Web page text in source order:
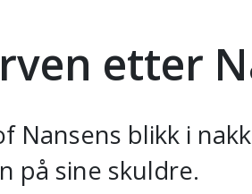
etter
Nansens blikk i
på sine skuldre.